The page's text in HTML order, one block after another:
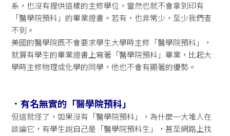
系，也沒有提供這樣的主修學位，當然也就不會拿到印有
「醫學院預科」的畢業證書。若有，也非常少，至少我們查
不到。
美國的醫學院既不會要求學生大學時主修「醫學院預科」，
就算有學生的畢業證書上寫著「醫學院預科」畢業，比起大
學時主修物理或化學的同學，他也不會有顯著的優勢。
．有名無實的「醫學院預科」
但這就怪了，如果沒有「醫學院預科」，為什麼一大堆人在
談論它，有學生說自己是「醫學院預科生」，甚至網路上找